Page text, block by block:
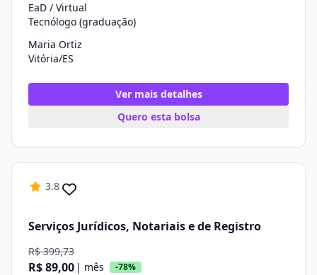
EaD / Virtual
Tecnólogo (graduação)
Maria Ortiz
Vitória/ES
Ver mais detalhes
Quero esta bolsa
3.8
Serviços Jurídicos, Notariais e de Registro
R$ 399,73
R$ 89,00 | mês -78%